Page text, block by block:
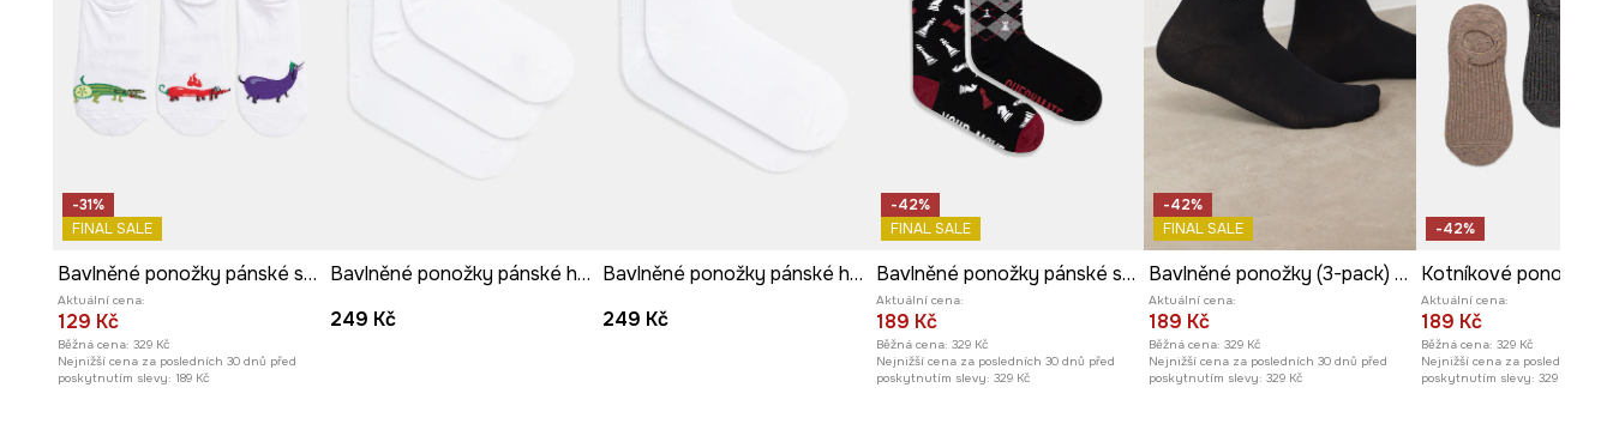
-31%
FINAL SALE
Bavlněné ponožky pánské se vzorem psů (3-pack) bílá barva
Aktuální cena:
129 Kč
Běžná cena: 329 Kč
Nejnižší cena za posledních 30 dnů před
poskytnutím slevy: 189 Kč
Bavlněné ponožky pánské hladký povrch (3-pack) bílá barva
249 Kč
Bavlněné ponožky pánské hladký povrch (2-pack) bílá barva
249 Kč
-42%
FINAL SALE
Bavlněné ponožky pánské s šachovým motivem (2-pack)
Aktuální cena:
189 Kč
Běžná cena: 329 Kč
Nejnižší cena za posledních 30 dnů před
poskytnutím slevy: 329 Kč
-42%
FINAL SALE
Bavlněné ponožky (3-pack) pánské s ozdobnou výšivkou s motivem aut
Aktuální cena:
189 Kč
Běžná cena: 329 Kč
Nejnižší cena za posledních 30 dnů před
poskytnutím slevy: 329 Kč
-42%
Aktuální cena:
189 Kč
Běžná cena: 329 Kč
Nejnižší cena za posledních 30
poskytnutím slevy: 329 Kč